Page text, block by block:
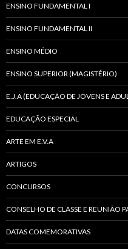
ENSINO FUNDAMENTAL I
ENSINO FUNDAMENTAL II
ENSINO MÉDIO
ENSINO SUPERIOR (MAGISTÉRIO)
E.J.A (EDUCAÇÃO DE JOVENS E
EDUCAÇÃO ESPECIAL
ARTE EM E.V.A
ARTIGOS
CONCURSOS
CONSELHO DE CLASSE E REUNIÃO
DATAS COMEMORATIVAS